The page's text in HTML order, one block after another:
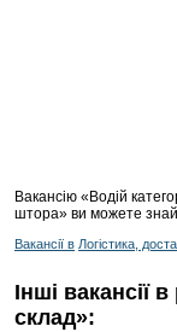
Вакансію «Водій
штора» ви можете
Вакансії в Логістика,
Інші вакансії
склад»: